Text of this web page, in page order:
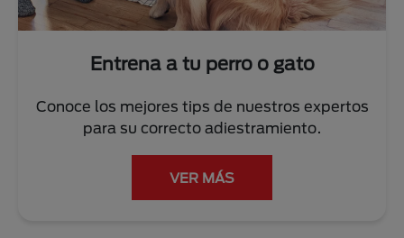
Entrena a tu perro o gato
Conoce los mejores tips de nuestros expertos
para su correcto adiestramiento.
VER MÁS